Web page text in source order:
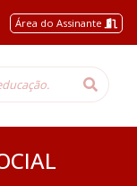
Área do Assinante